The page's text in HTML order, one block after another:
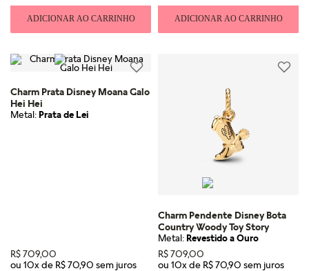
ADICIONAR AO CARRINHO ADICIONAR AO CARRINHO
Charm Prata Disney Moana Galo
Hei Hei
Metal:Prata de Lei
R$709,00
ou 10x de R$70,90
Charm Pendente Disney Bota
Country Woody Toy Story
Metal:Revestido a Ouro
R$709,00
ou 10x de R$70,90